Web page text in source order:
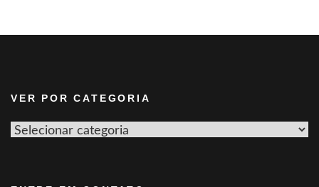
VER POR CATEGORIA
Ver